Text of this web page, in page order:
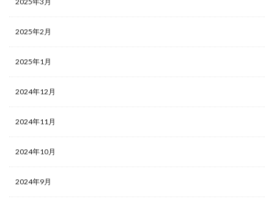
2025年2月
2025年1月
2024年12月
2024年11月
2024年10月
2024年9月